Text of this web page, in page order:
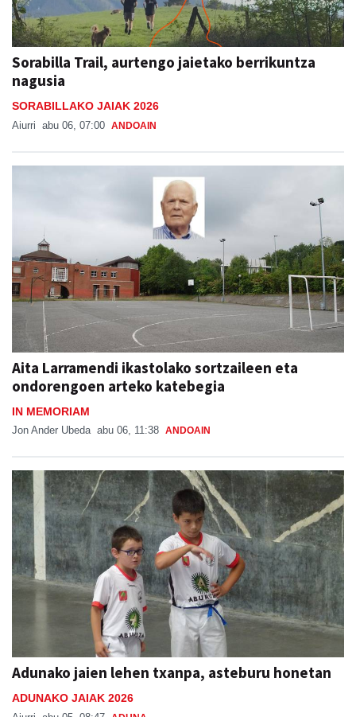
Sorabilla Trail, aurtengo jaietako berrikuntza
nagusia
SORABILLAKO JAIAK 2026
Aiurri abu 06, 07:00 ANDOAIN
Aita Larramendi ikastolako sortzaileen eta
ondorengoen arteko katebegia
IN MEMORIAM
Jon Ander Ubeda abu 06, 11:38 ANDOAIN
Adunako jaien lehen txanpa, asteburu honetan
ADUNAKO JAIAK 2026